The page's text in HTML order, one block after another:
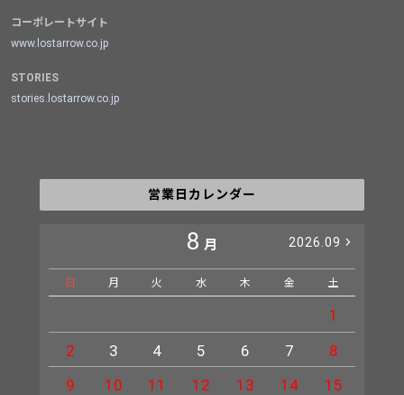
コーポレートサイト
www.lostarrow.co.jp
STORIES
stories.lostarrow.co.jp
営業日カレンダー
8 月 2026.09
日 月 火 水 木 金 土
1
2
3 4 5 6 7
8
9
10 11 12 13 14
15